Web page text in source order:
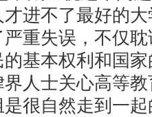
进不了最好的
重失误，不仅
基本权利和国
人士关心高等
很自然走到一